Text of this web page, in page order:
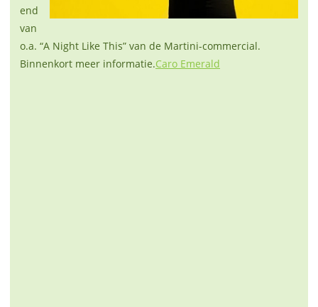
end
van
o.a. “A Night Like This” van de Martini-commercial.
Binnenkort meer informatie.Caro Emerald